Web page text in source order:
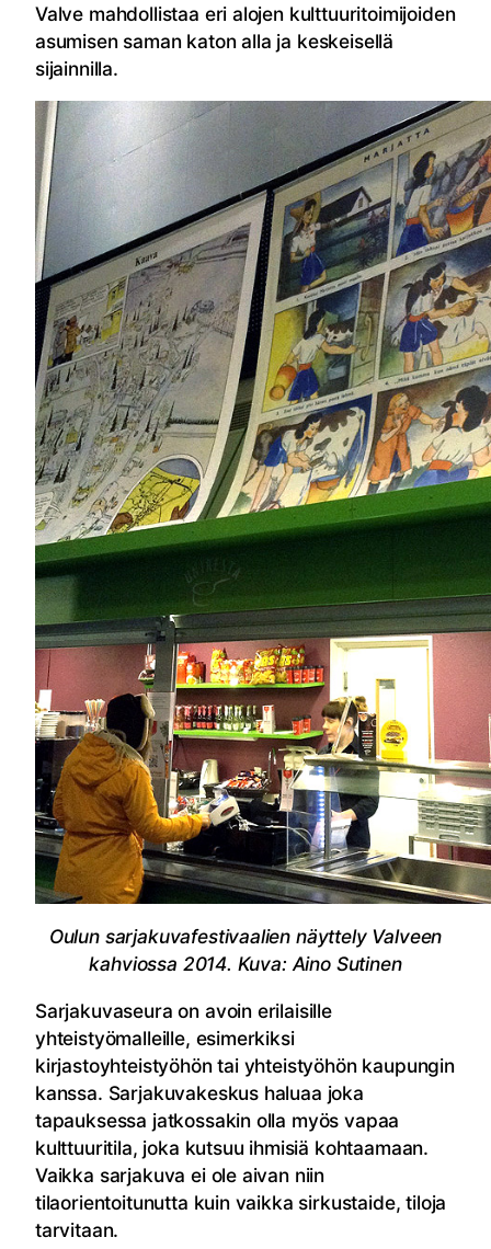
Valve mahdollistaa eri alojen kulttuuritoimijoiden
asumisen saman katon alla ja keskeisellä
sijainnilla.
Oulun sarjakuvafestivaalien näyttely Valveen
kahviossa 2014. Kuva: Aino Sutinen
Sarjakuvaseura on avoin erilaisille
yhteistyömalleille, esimerkiksi
kirjastoyhteistyöhön tai yhteistyöhön kaupungin
kanssa. Sarjakuvakeskus haluaa joka
tapauksessa jatkossakin olla myös vapaa
kulttuuritila, joka kutsuu ihmisiä kohtaamaan.
Vaikka sarjakuva ei ole aivan niin
tilaorientoitunutta kuin vaikka sirkustaide, tiloja
tarvitaan.